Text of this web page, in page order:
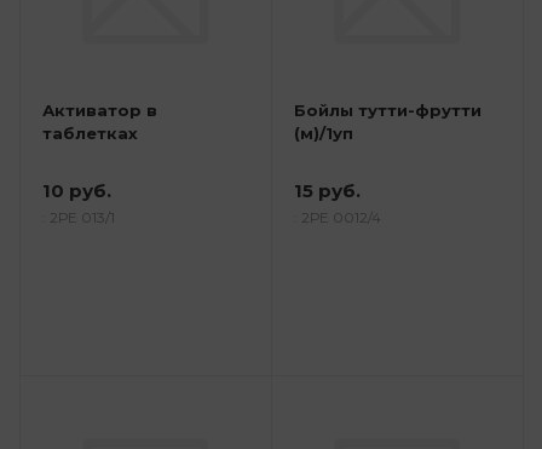
Активатор в
таблетках
10 руб.
: 2РЕ 013/1
Бойлы тутти-фрутти
(м)/1уп
15 руб.
: 2РЕ 0012/4